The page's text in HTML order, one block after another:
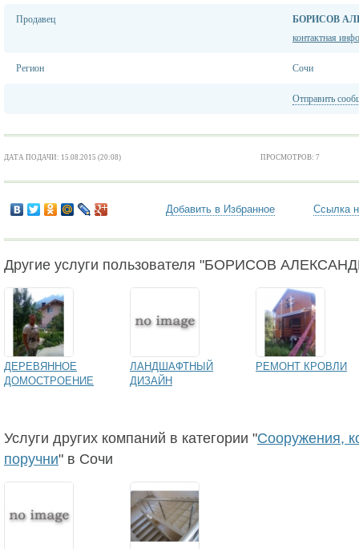
Продавец
БОРИСОВ
контактная
Регион Сочи
Отправить
ДАТА ПОДАЧИ: 15.08.2015 (20:08) ПРОСМОТРОВ: 7
Добавить в Избранное Ссылка
Другие услуги пользователя "БОРИСОВ
ДЕРЕВЯННОЕ
ДОМОСТРОЕНИЕ
ЛАНДШАФТНЫЙ
ДИЗАЙН
РЕМОНТ КРОВЛИ
Услуги других компаний в категории "Сооружения,
поручни" в Сочи